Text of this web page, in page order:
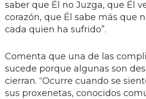
saber que Él no Juzga, que Él
corazón, que Él sabe más que
cada quien ha sufrido”.
Comenta que una de las
sucede porque algunas son
cierran. “Ocurre cuando se
sus proxenetas, conocidos